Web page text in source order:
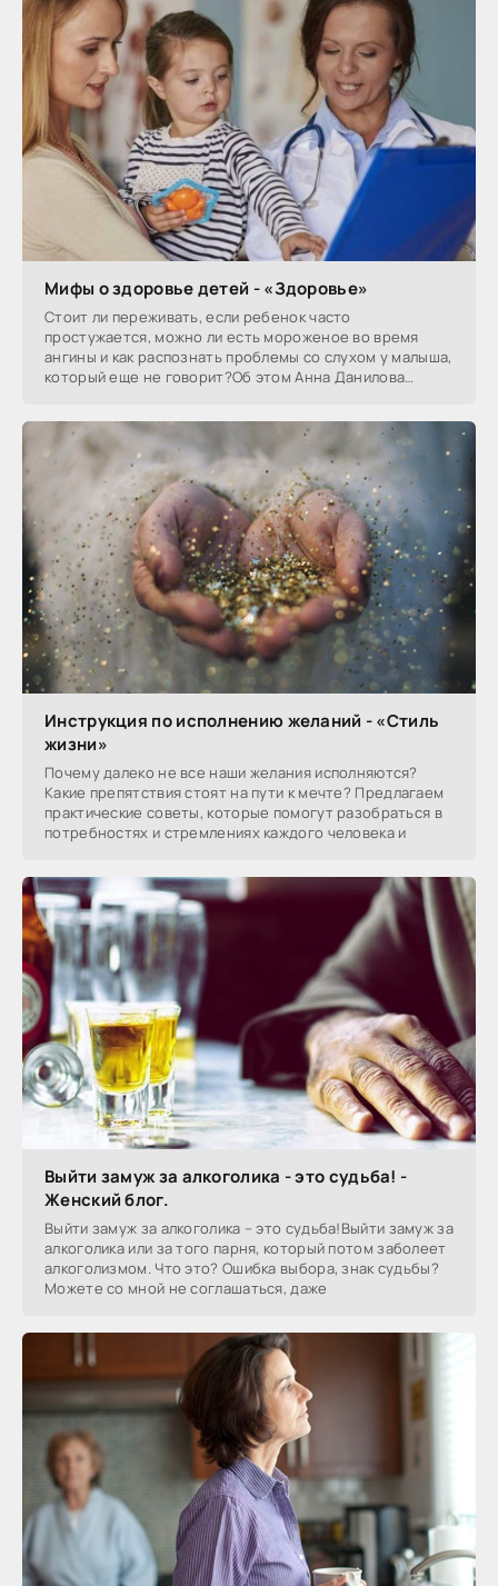
Мифы о здоровье детей - «Здоровье»
Стоит ли переживать, если ребенок часто
простужается, можно ли есть мороженое во время
ангины и как распознать проблемы со слухом у малыша,
который еще не говорит?Об этом Анна Данилова
Инструкция по исполнению желаний - «Стиль
жизни»
Почему далеко не все наши желания исполняются?
Какие препятствия стоят на пути к мечте? Предлагаем
практические советы, которые помогут разобраться в
потребностях и стремлениях каждого человека и
Выйти замуж за алкоголика - это судьба! -
Женский блог.
Выйти замуж за алкоголика – это судьба!Выйти замуж за
алкоголика или за того парня, который потом заболеет
алкоголизмом. Что это? Ошибка выбора, знак судьбы?
Можете со мной не соглашаться, даже